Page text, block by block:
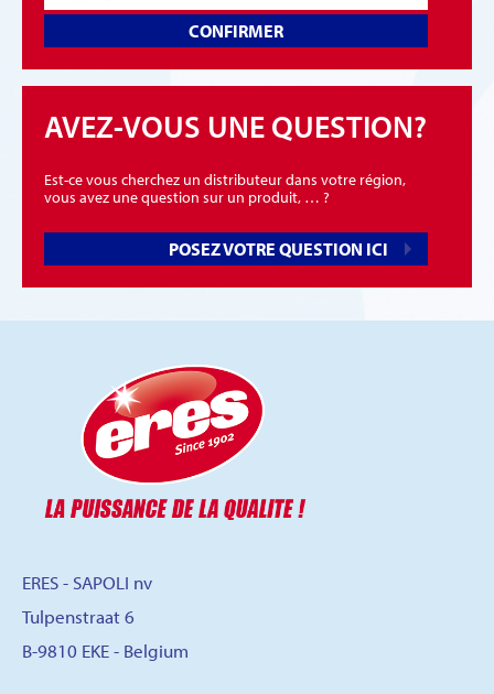
CONFIRMER
AVEZ-VOUS UNE QUESTION?
Est-ce vous cherchez un distributeur dans votre région,
vous avez une question sur un produit, … ?
POSEZ VOTRE QUESTION ICI
ERES - SAPOLI nv
Tulpenstraat 6
B-9810 EKE - Belgium